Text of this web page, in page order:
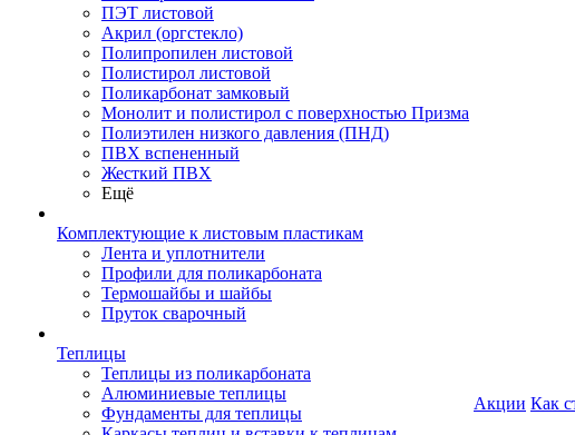
ПЭТ листовой
Акрил (оргстекло)
Полипропилен листовой
Полистирол листовой
Поликарбонат замковый
Монолит и полистирол с поверхностью Призма
Полиэтилен низкого давления (ПНД)
ПВХ вспененный
Жесткий ПВХ
Ещё
Комплектующие к листовым пластикам
Лента и уплотнители
Профили для поликарбоната
Термошайбы и шайбы
Пруток сварочный
Теплицы
Теплицы из поликарбоната
Алюминиевые теплицы
Фундаменты для теплицы
Акции Как